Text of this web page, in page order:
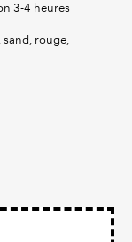
3-4 heures
rouge,